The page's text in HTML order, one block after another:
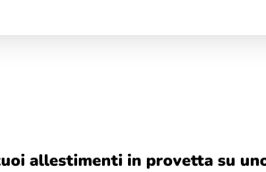
allestimenti in provetta su